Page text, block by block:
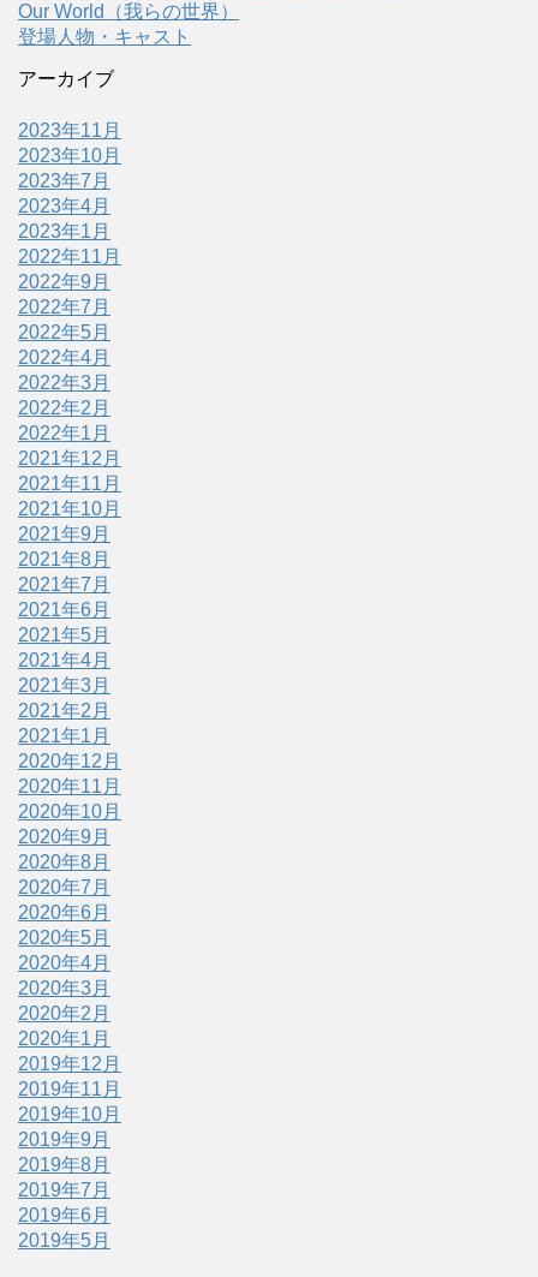
Our World（我らの世界）
登場人物・キャスト
アーカイブ
2023年11月
2023年10月
2023年7月
2023年4月
2023年1月
2022年11月
2022年9月
2022年7月
2022年5月
2022年4月
2022年3月
2022年2月
2022年1月
2021年12月
2021年11月
2021年10月
2021年9月
2021年8月
2021年7月
2021年6月
2021年5月
2021年4月
2021年3月
2021年2月
2021年1月
2020年12月
2020年11月
2020年10月
2020年9月
2020年8月
2020年7月
2020年6月
2020年5月
2020年4月
2020年3月
2020年2月
2020年1月
2019年12月
2019年11月
2019年10月
2019年9月
2019年8月
2019年7月
2019年6月
2019年5月